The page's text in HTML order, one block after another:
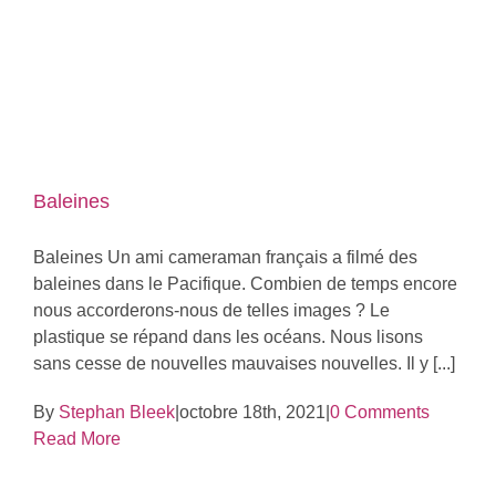
Baleines
Baleines Un ami cameraman français a filmé des
baleines dans le Pacifique. Combien de temps encore
nous accorderons-nous de telles images ? Le
plastique se répand dans les océans. Nous lisons
sans cesse de nouvelles mauvaises nouvelles. Il y [...]
By Stephan Bleek| octobre 18th, 2021 0 Comments
Read More